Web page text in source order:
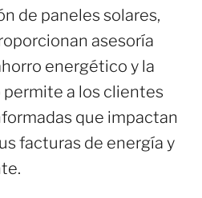
de paneles solares,
asesoría
energético y la
a los clientes
que impactan
facturas de energía y